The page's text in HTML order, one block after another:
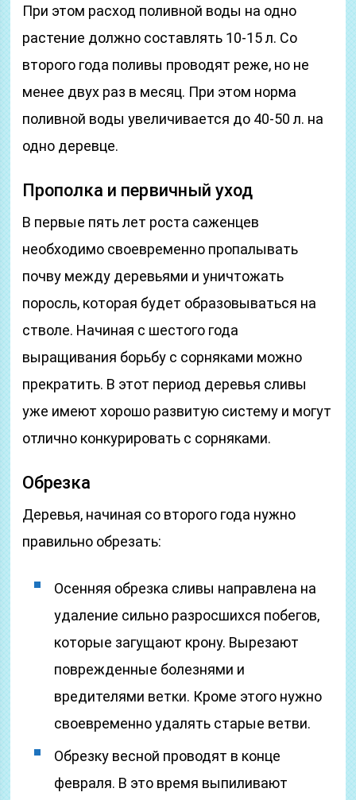
При этом расход поливной воды на одно
растение должно составлять 10-15 л. Со
второго года поливы проводят реже, но не
менее двух раз в месяц. При этом норма
поливной воды увеличивается до 40-50 л. на
одно деревце.
Прополка и первичный уход
В первые пять лет роста саженцев
необходимо своевременно пропалывать
почву между деревьями и уничтожать
поросль, которая будет образовываться на
стволе. Начиная с шестого года
выращивания борьбу с сорняками можно
прекратить. В этот период деревья сливы
уже имеют хорошо развитую систему и могут
отлично конкурировать с сорняками.
Обрезка
Деревья, начиная со второго года нужно
правильно обрезать:
Осенняя обрезка сливы направлена на
удаление сильно разросшихся побегов,
которые загущают крону. Вырезают
поврежденные болезнями и
вредителями ветки. Кроме этого нужно
своевременно удалять старые ветви.
Обрезку весной проводят в конце
февраля. В это время выпиливают